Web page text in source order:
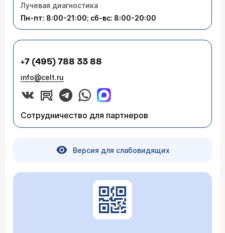
Лучевая диагностика
Пн-пт: 8:00-21:00; сб-вс: 8:00-20:00
+7 (495) 788 33 88
info@celt.ru
Сотрудничество для партнеров
Версия для слабовидящих